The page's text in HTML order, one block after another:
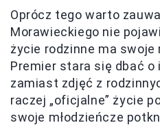
Oprócz tego warto
Morawieckiego nie
życie rodzinne ma swoje
Premier stara się dbać
zamiast zdjęć z
raczej „oficjalne” życie
swoje młodzieńcze